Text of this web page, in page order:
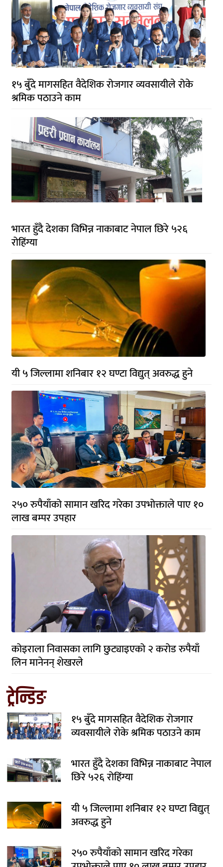
१५ बुँदे मागसहित वैदेशिक रोजगार व्यवसायीले रोके
श्रमिक पठाउने काम
भारत हुँदै देशका विभिन्न नाकाबाट नेपाल छिरे ५२६
रोहिंग्या
यी ५ जिल्लामा शनिबार १२ घण्टा विद्युत् अवरुद्ध हुने
२५० रुपैयाँको सामान खरिद गरेका उपभोक्ताले पाए १०
लाख बम्पर उपहार
कोइराला निवासका लागि छुट्याइएको २ करोड रुपैयाँ
लिन मानेनन् शेखरले
ट्रेन्डिङ
१५ बुँदे मागसहित वैदेशिक रोजगार
व्यवसायीले रोके श्रमिक पठाउने काम
भारत हुँदै देशका विभिन्न नाकाबाट नेपाल
छिरे ५२६ रोहिंग्या
यी ५ जिल्लामा शनिबार १२ घण्टा विद्युत्
अवरुद्ध हुने
२५० रुपैयाँको सामान खरिद गरेका